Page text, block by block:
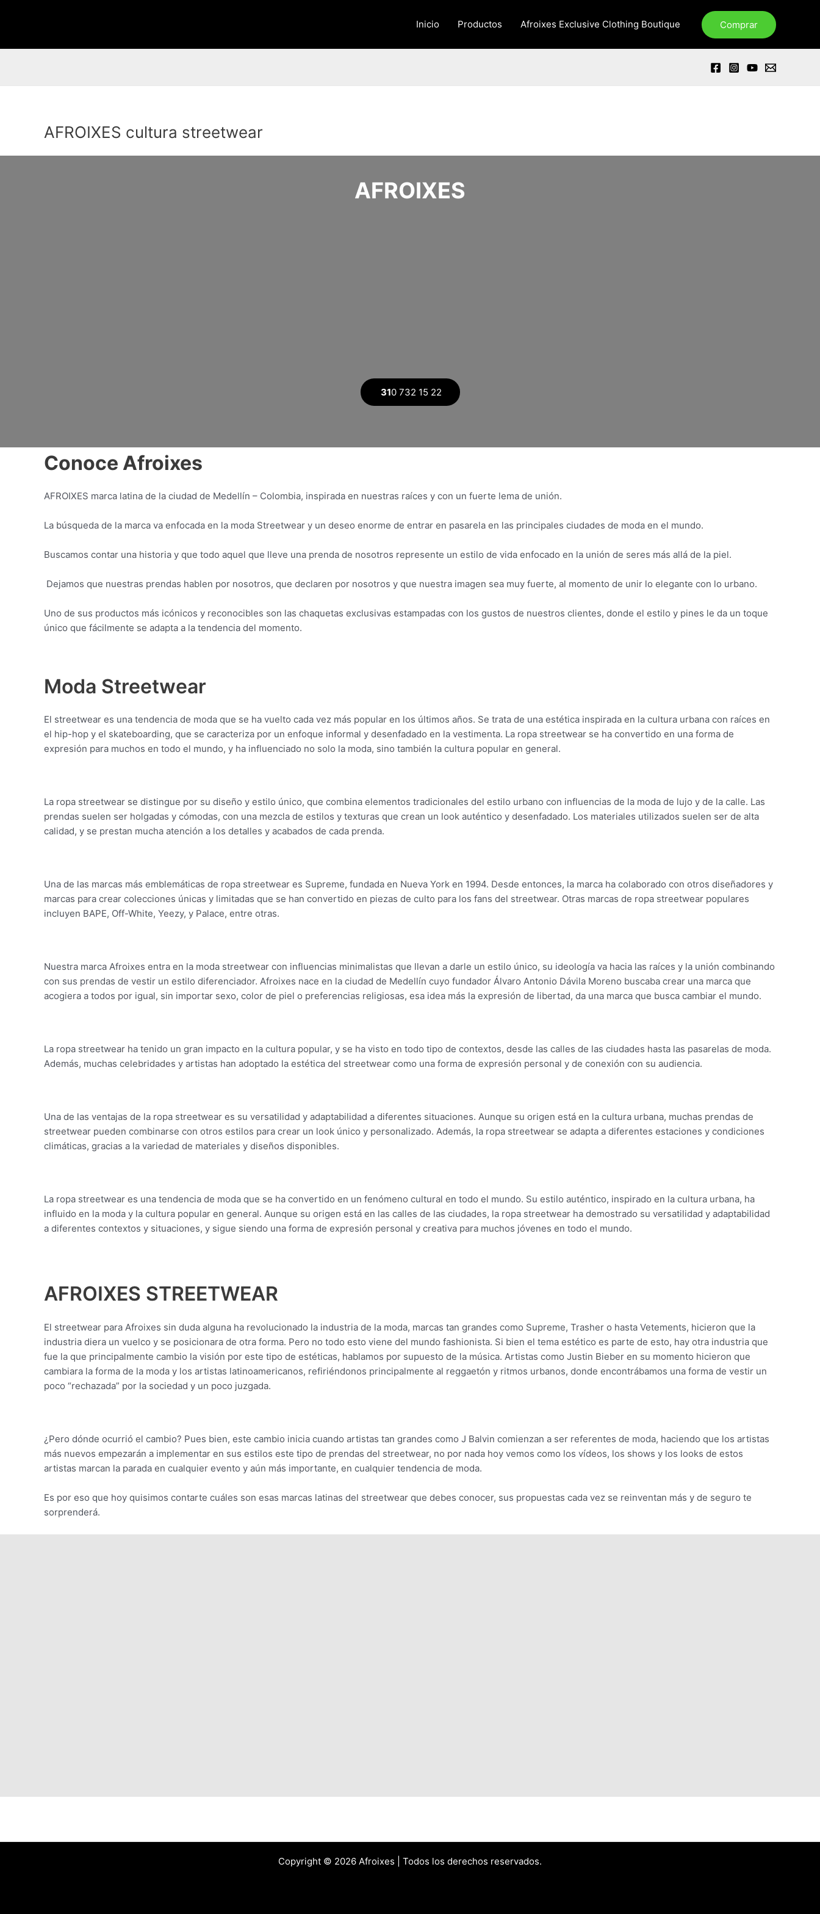
Inicio Productos Afroixes Exclusive Clothing Boutique Comprar
AFROIXES cultura streetwear
AFROIXES
310 732 15 22
Conoce Afroixes
AFROIXES marca latina de la ciudad de Medellín – Colombia, inspirada en nuestras raíces y con un fuerte lema de unión.
La búsqueda de la marca va enfocada en la moda Streetwear y un deseo enorme de entrar en pasarela en las principales ciudades de moda en el mundo.
Buscamos contar una historia y que todo aquel que lleve una prenda de nosotros represente un estilo de vida enfocado en la unión de seres más allá de la piel.
Dejamos que nuestras prendas hablen por nosotros, que declaren por nosotros y que nuestra imagen sea muy fuerte, al momento de unir lo elegante con lo urbano.
Uno de sus productos más icónicos y reconocibles son las chaquetas exclusivas estampadas con los gustos de nuestros clientes, donde el estilo y pines le da un toque
único que fácilmente se adapta a la tendencia del momento.
Moda Streetwear
El streetwear es una tendencia de moda que se ha vuelto cada vez más popular en los últimos años. Se trata de una estética inspirada en la cultura urbana con raíces en
el hip-hop y el skateboarding, que se caracteriza por un enfoque informal y desenfadado en la vestimenta. La ropa streetwear se ha convertido en una forma de
expresión para muchos en todo el mundo, y ha influenciado no solo la moda, sino también la cultura popular en general.
La ropa streetwear se distingue por su diseño y estilo único, que combina elementos tradicionales del estilo urbano con influencias de la moda de lujo y de la calle. Las
prendas suelen ser holgadas y cómodas, con una mezcla de estilos y texturas que crean un look auténtico y desenfadado. Los materiales utilizados suelen ser de alta
calidad, y se prestan mucha atención a los detalles y acabados de cada prenda.
Una de las marcas más emblemáticas de ropa streetwear es Supreme, fundada en Nueva York en 1994. Desde entonces, la marca ha colaborado con otros diseñadores y
marcas para crear colecciones únicas y limitadas que se han convertido en piezas de culto para los fans del streetwear. Otras marcas de ropa streetwear populares
incluyen BAPE, Off-White, Yeezy, y Palace, entre otras.
Nuestra marca Afroixes entra en la moda streetwear con influencias minimalistas que llevan a darle un estilo único, su ideología va hacia las raíces y la unión combinando
con sus prendas de vestir un estilo diferenciador. Afroixes nace en la ciudad de Medellín cuyo fundador Álvaro Antonio Dávila Moreno buscaba crear una marca que
acogiera a todos por igual, sin importar sexo, color de piel o preferencias religiosas, esa idea más la expresión de libertad, da una marca que busca cambiar el mundo.
La ropa streetwear ha tenido un gran impacto en la cultura popular, y se ha visto en todo tipo de contextos, desde las calles de las ciudades hasta las pasarelas de moda.
Además, muchas celebridades y artistas han adoptado la estética del streetwear como una forma de expresión personal y de conexión con su audiencia.
Una de las ventajas de la ropa streetwear es su versatilidad y adaptabilidad a diferentes situaciones. Aunque su origen está en la cultura urbana, muchas prendas de
streetwear pueden combinarse con otros estilos para crear un look único y personalizado. Además, la ropa streetwear se adapta a diferentes estaciones y condiciones
climáticas, gracias a la variedad de materiales y diseños disponibles.
La ropa streetwear es una tendencia de moda que se ha convertido en un fenómeno cultural en todo el mundo. Su estilo auténtico, inspirado en la cultura urbana, ha
influido en la moda y la cultura popular en general. Aunque su origen está en las calles de las ciudades, la ropa streetwear ha demostrado su versatilidad y adaptabilidad
a diferentes contextos y situaciones, y sigue siendo una forma de expresión personal y creativa para muchos jóvenes en todo el mundo.
AFROIXES STREETWEAR
El streetwear para Afroixes sin duda alguna ha revolucionado la industria de la moda, marcas tan grandes como Supreme, Trasher o hasta Vetements, hicieron que la
industria diera un vuelco y se posicionara de otra forma. Pero no todo esto viene del mundo fashionista. Si bien el tema estético es parte de esto, hay otra industria que
fue la que principalmente cambio la visión por este tipo de estéticas, hablamos por supuesto de la música. Artistas como Justin Bieber en su momento hicieron que
cambiara la forma de la moda y los artistas latinoamericanos, refiriéndonos principalmente al reggaetón y ritmos urbanos, donde encontrábamos una forma de vestir un
poco “rechazada” por la sociedad y un poco juzgada.
¿Pero dónde ocurrió el cambio? Pues bien, este cambio inicia cuando artistas tan grandes como J Balvin comienzan a ser referentes de moda, haciendo que los artistas
más nuevos empezarán a implementar en sus estilos este tipo de prendas del streetwear, no por nada hoy vemos como los vídeos, los shows y los looks de estos
artistas marcan la parada en cualquier evento y aún más importante, en cualquier tendencia de moda.
Es por eso que hoy quisimos contarte cuáles son esas marcas latinas del streetwear que debes conocer, sus propuestas cada vez se reinventan más y de seguro te
sorprenderá.
Copyright © 2026 Afroixes | Todos los derechos reservados.